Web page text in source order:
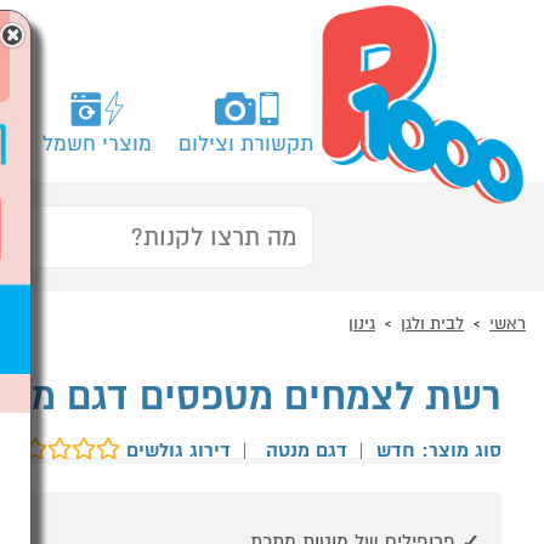
תקשורת וצילום מוצרי חשמל
ראשי לבית ולגן גינון
רשת לצמחים מטפסים דגם
סוג מוצר: חדש | דגם מנטה | דירוג גולשים
×